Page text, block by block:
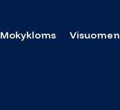
Mokykloms